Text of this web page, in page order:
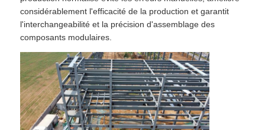
considérablement l'efficacité de la production et garantit
l'interchangeabilité et la précision d'assemblage des
composants modulaires.